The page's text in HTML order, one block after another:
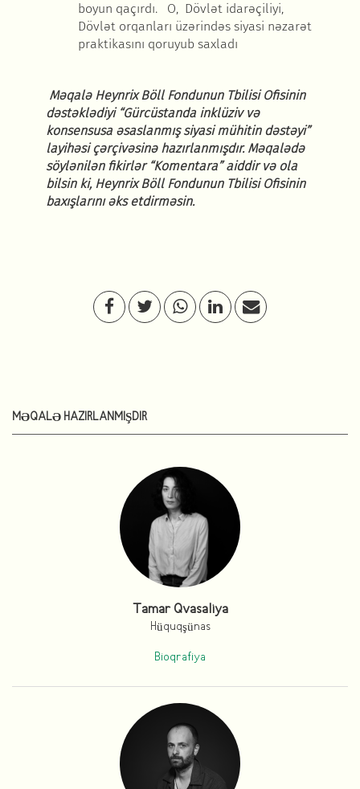
boyun qaçırdı. O, Dövlət idarəçiliyi,
Dövlət orqanları üzərindəs siyasi nəzarət
praktikasını qoruyub saxladı
Məqalə Heynrix Böll Fondunun Tbilisi Ofisinin
dəstəklədiyi “Gürcüstanda inklüziv və
konsensusa əsaslanmış siyasi mühitin dəstəyi”
layihəsi çərçivəsinə hazırlanmışdır. Məqalədə
söylənilən fikirlər “Komentara” aiddir və ola
bilsin ki, Heynrix Böll Fondunun Tbilisi Ofisinin
baxışlarını əks etdirməsin.
MƏQALƏ HAZIRLANMIŞDIR
Tamar Qvasaliya
Hüquqşünas
Bioqrafiya